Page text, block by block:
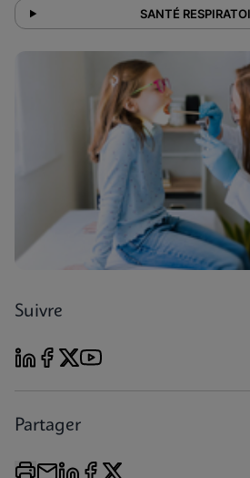
SANTÉ
Suivre
Partager